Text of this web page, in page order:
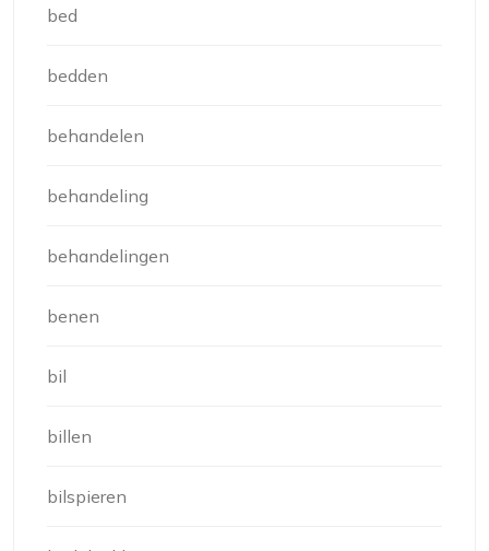
bed
bedden
behandelen
behandeling
behandelingen
benen
bil
billen
bilspieren